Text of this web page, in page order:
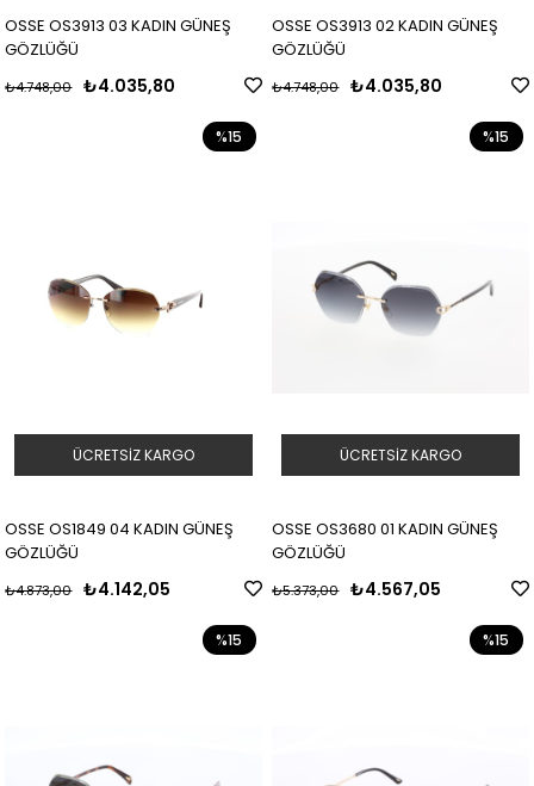
OSSE OS3913 03 KADIN GÜNEŞ
GÖZLÜĞÜ
₺4.035,80
₺4.748,00
OSSE OS3913 02 KADIN GÜNEŞ
GÖZLÜĞÜ
₺4.035,80
₺4.748,00
OSSE OS1849 04 KADIN GÜNEŞ
GÖZLÜĞÜ
₺4.142,05
₺4.873,00
%15
ÜCRETSIZ KARGO
OSSE OS3680 01 KADIN GÜNEŞ
GÖZLÜĞÜ
₺4.567,05
₺5.373,00
%15
ÜCRETSIZ KARGO
%15 %15